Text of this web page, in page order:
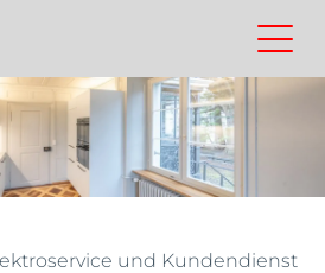
und Kundendienst